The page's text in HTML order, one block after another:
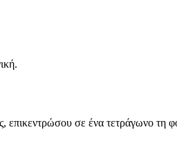
επικεντρώσου σε ένα τετράγωνο τη